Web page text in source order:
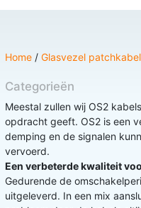
Home / Glasvezel
Categorieën
Meestal zullen wij OS2
opdracht geeft. OS2 is een
demping en de signalen
vervoerd.
Een verbeterde kwaliteit
Gedurende de
uitgeleverd. In een mix